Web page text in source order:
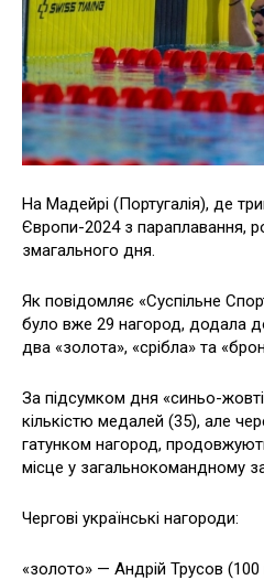
На Мадейрі (Португалія), де
Європи-2024 з параплавання,
змагального дня.
Як повідомляє «Суспільне
було вже 29 нагород, додала
два «золота», «срібла» та
За підсумком дня «синьо-
кількістю медалей (35), але
гатунком нагород,
місце у загальнокомандному
Чергові українські нагороди:
«золото» — Андрій Трусов